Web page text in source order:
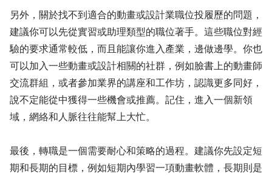
另外，關於找不到適合的動畫或設計業職位投履歷的問題，
建議你可以先從實習或助理類型的職位著手。這些職位對經
驗的要求通常較低，而且能讓你進入產業，邊做邊學。你也
可以加入一些動畫或設計相關的社群，例如臉書上的動畫師
交流群組，或者參加業界的講座和工作坊，認識更多同好，
說不定能從中獲得一些機會或推薦。記住，進入一個新領
域，網絡和人脈往往能幫上大忙。
最後，轉職是一個需要耐心和策略的過程。建議你先設定短
期和長期的目標，例如短期內學習一項動畫軟體，長期則是